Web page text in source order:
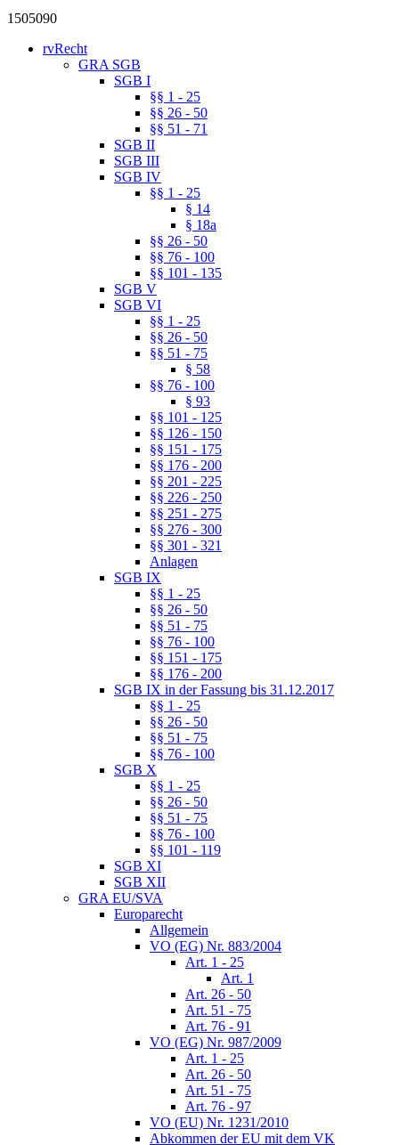
1505090
rvRecht
GRA SGB
SGB I
§§ 1 - 25
§§ 26 - 50
§§ 51 - 71
SGB II
SGB III
SGB IV
§§ 1 - 25
§ 14
§ 18a
§§ 26 - 50
§§ 76 - 100
§§ 101 - 135
SGB V
SGB VI
§§ 1 - 25
§§ 26 - 50
§§ 51 - 75
§ 58
§§ 76 - 100
§ 93
§§ 101 - 125
§§ 126 - 150
§§ 151 - 175
§§ 176 - 200
§§ 201 - 225
§§ 226 - 250
§§ 251 - 275
§§ 276 - 300
§§ 301 - 321
Anlagen
SGB IX
§§ 1 - 25
§§ 26 - 50
§§ 51 - 75
§§ 76 - 100
§§ 151 - 175
§§ 176 - 200
SGB IX in der Fassung bis 31.12.2017
§§ 1 - 25
§§ 26 - 50
§§ 51 - 75
§§ 76 - 100
SGB X
§§ 1 - 25
§§ 26 - 50
§§ 51 - 75
§§ 76 - 100
§§ 101 - 119
SGB XI
SGB XII
GRA EU/SVA
Europarecht
Allgemein
VO (EG) Nr. 883/2004
Art. 1 - 25
Art. 1
Art. 26 - 50
Art. 51 - 75
Art. 76 - 91
VO (EG) Nr. 987/2009
Art. 1 - 25
Art. 26 - 50
Art. 51 - 75
Art. 76 - 97
VO (EU) Nr. 1231/2010
Abkommen der EU mit dem VK